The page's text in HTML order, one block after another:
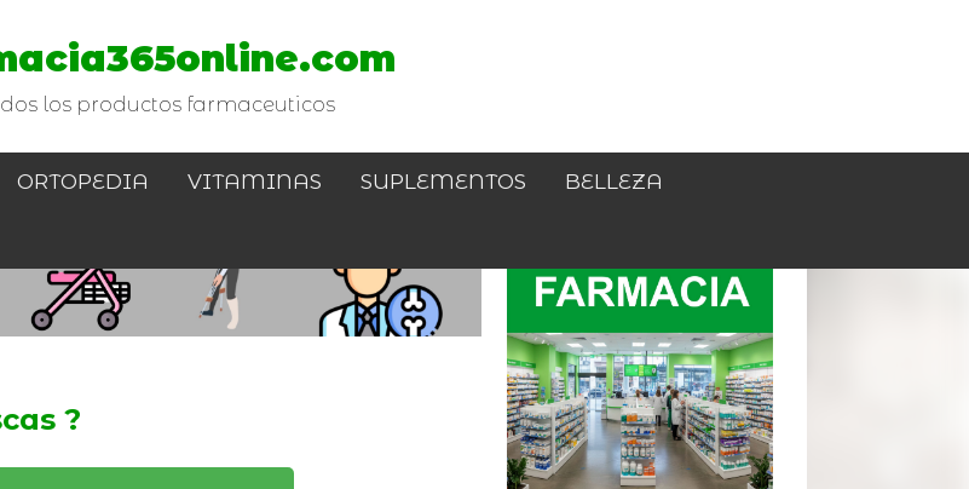
los productos farmaceuticos
ORTOPEDIA VITAMINAS SUPLEMENTOS BELLEZA
?